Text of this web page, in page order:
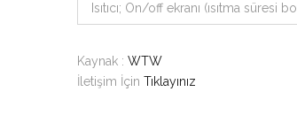
Isıtıcı; On/off ekranı (ısıtma
Kaynak : WTW
İletişim İçin Tıklayınız